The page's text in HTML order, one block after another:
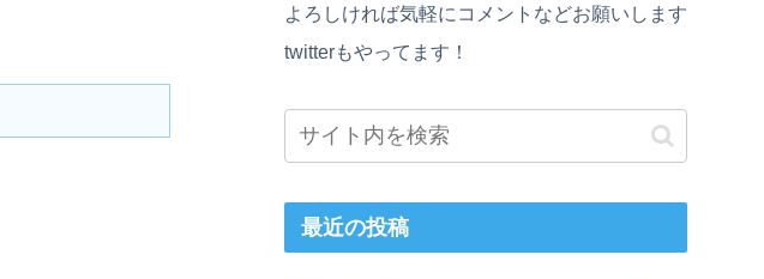
よろしければ気軽にコメントなどお願いします
twitterもやってます！
最近の投稿